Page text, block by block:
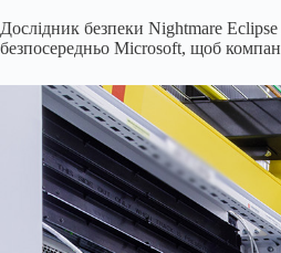
Дослідник безпеки Nightmare
безпосередньо Microsoft, щоб